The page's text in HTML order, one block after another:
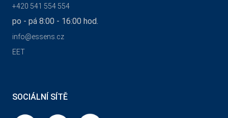
+420 541 554 554
po - pá 8:00 - 16:00 hod.
info@essens.cz
EET
SOCIÁLNÍ SÍTĚ